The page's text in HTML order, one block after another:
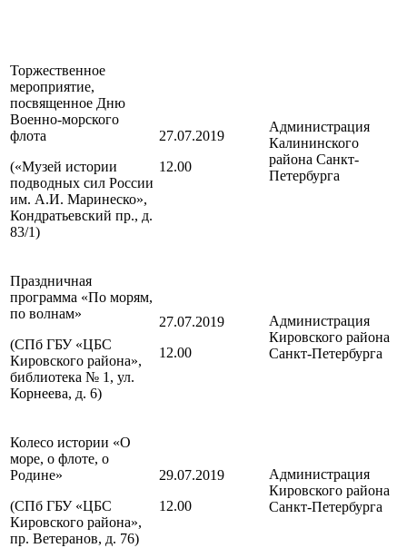
Торжественное
мероприятие,
посвященное Дню
Военно-морского
флота
(«Музей истории
подводных сил России
им. А.И. Маринеско»,
Кондратьевский пр., д.
83/1)
27.07.2019
12.00
Администрация
Калининского
района Санкт-
Петербурга
Праздничная
программа «По морям,
по волнам»
(СПб ГБУ «ЦБС
Кировского района»,
библиотека № 1, ул.
Корнеева, д. 6)
27.07.2019
12.00
Администрация
Кировского района
Санкт-Петербурга
Колесо истории «О
море, о флоте, о
Родине»
(СПб ГБУ «ЦБС
Кировского района»,
пр. Ветеранов, д. 76)
29.07.2019
12.00
Администрация
Кировского района
Санкт-Петербурга